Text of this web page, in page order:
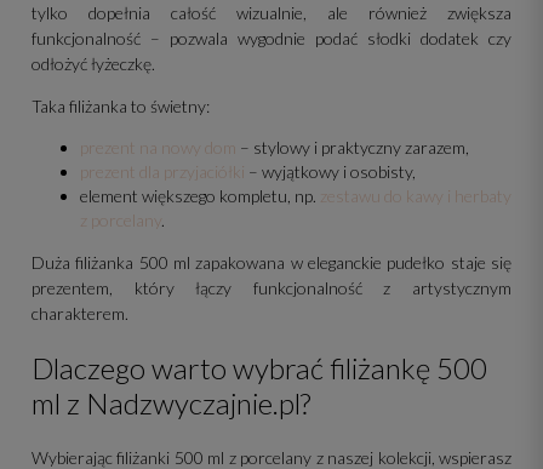
tylko dopełnia całość wizualnie, ale również zwiększa
funkcjonalność – pozwala wygodnie podać słodki dodatek czy
odłożyć łyżeczkę.
Taka filiżanka to świetny:
prezent na nowy dom – stylowy i praktyczny zarazem,
prezent dla przyjaciółki – wyjątkowy i osobisty,
element większego kompletu, np. zestawu do kawy i herbaty
z porcelany.
Duża filiżanka 500 ml zapakowana w eleganckie pudełko staje się
prezentem, który łączy funkcjonalność z artystycznym
charakterem.
Dlaczego warto wybrać filiżankę 500
ml z Nadzwyczajnie.pl?
Wybierając filiżanki 500 ml z porcelany z naszej kolekcji, wspierasz